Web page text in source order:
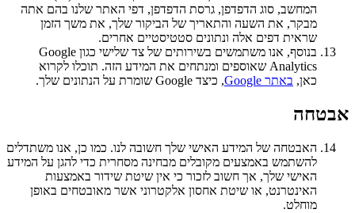
המחשב, סוג הדפדפן, גרסת הדפדפן, דפי האתר שלנו בהם אתה
מבקר, את השעה והתאריך של הביקור שלך, את משך הזמן
שראית דפים אלה ונתונים סטטיסטיים אחרים.
בנוסף, אנו משתמשים בשירותים של צד שלישי כגון Google
Analytics שאוספים ומנתחים את המידע הזה. תוכלו לקרוא
כאן, באתר Google , כיצד Google שומרת על הנתונים שלך.
אבטחה
האבטחה של המידע האישי שלך חשובה לנו. כמו כן, אנו משתדלים
להשתמש באמצעים מקובלים מבחינה מסחרית כדי להגן על המידע
האישי שלך, אך חשוב לזכור כי אין שיטת שידור באמצעות
האינטרנט, או שיטת אחסון אלקטרוני אשר מאובטחים באופן
מוחלט.